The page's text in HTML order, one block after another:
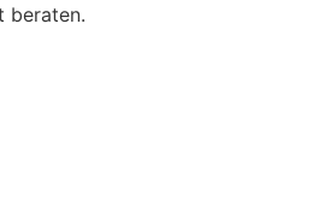
beraten.